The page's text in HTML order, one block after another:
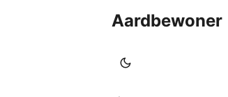
Aardbewoner